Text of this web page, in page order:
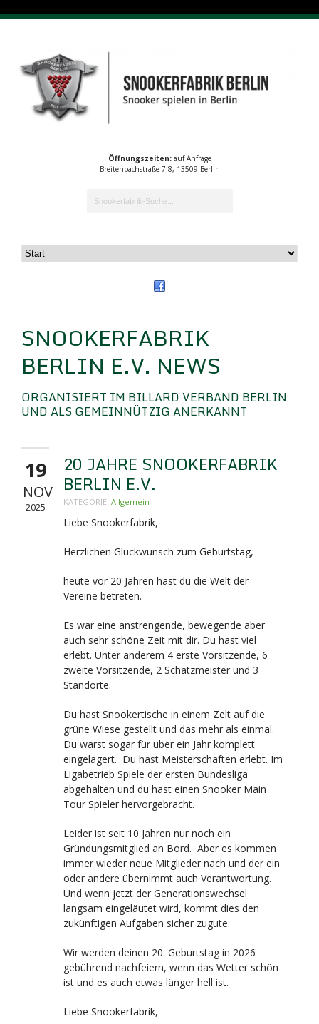
Öffnungszeiten:auf Anfrage
Breitenbachstraße 7-8, 13509 Berlin
SNOOKERFABRIK
BERLIN E.V. NEWS
ORGANISIERT IM BILLARD VERBAND BERLIN
UND ALS GEMEINNÜTZIG ANERKANNT
19
NOV
2025
20 JAHRE SNOOKERFABRIK
BERLIN E.V.
KATEGORIE: Allgemein
Liebe Snookerfabrik,
Herzlichen Glückwunsch zum Geburtstag,
heute vor 20 Jahren hast du die Welt der
Vereine betreten.
Es war eine anstrengende, bewegende aber
auch sehr schöne Zeit mit dir. Du hast viel
erlebt. Unter anderem 4 erste Vorsitzende, 6
zweite Vorsitzende, 2 Schatzmeister und 3
Standorte.
Du hast Snookertische in einem Zelt auf die
grüne Wiese gestellt und das mehr als einmal.
Du warst sogar für über ein Jahr komplett
eingelagert. Du hast Meisterschaften erlebt. Im
Ligabetrieb Spiele der ersten Bundesliga
abgehalten und du hast einen Snooker Main
Tour Spieler hervorgebracht.
Leider ist seit 10 Jahren nur noch ein
Gründungsmitglied an Bord. Aber es kommen
immer wieder neue Mitglieder nach und der ein
oder andere übernimmt auch Verantwortung.
Und wenn jetzt der Generationswechsel
langsam eingeläutet wird, kommt dies den
zukünftigen Aufgaben sicher zugute.
Wir werden deinen 20. Geburtstag in 2026
gebührend nachfeiern, wenn das Wetter schön
ist und es auch etwas länger hell ist.
Liebe Snookerfabrik,